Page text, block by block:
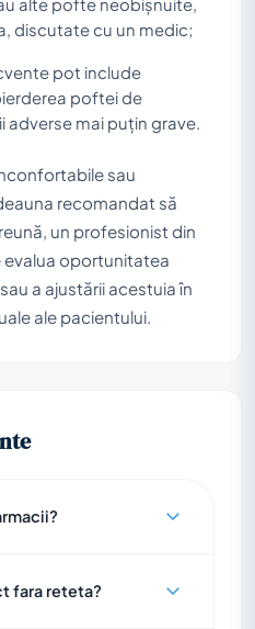
discutate cu un medic;
pot include
poftei de
adverse mai puțin grave.
sau
recomandat să
un profesionist din
oportunitatea
a ajustării acestuia în
ale pacientului.
fara reteta?